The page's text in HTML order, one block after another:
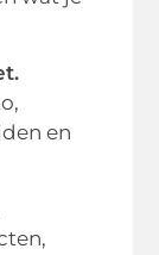
en